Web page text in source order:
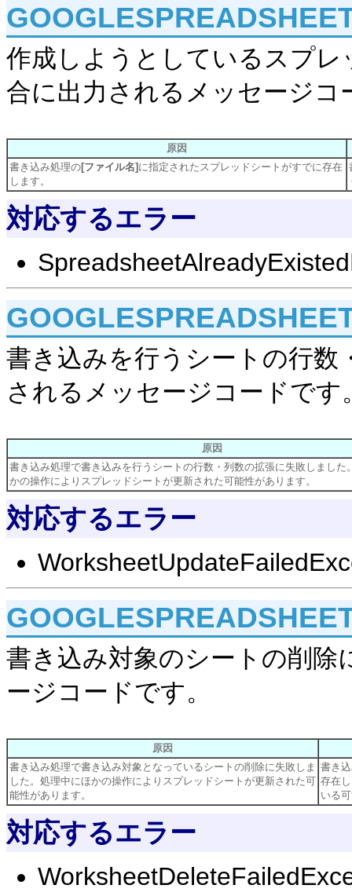
作成しようとしているスプ
合に出力されるメッセージコ
原因
書き込み処理の[ファイル名]に指定されたスプレッドシートがすでに存在
します。
対応するエラー
書き込みを行うシートの行数
されるメッセージコードです
原因
書き込み処理で書き込みを行うシートの行数・列数の拡張に失敗しました
かの操作によりスプレッドシートが更新された可能性があります。
対応するエラー
書き込み対象のシートの削除
ージコードです。
原因
書き込み処理で書き込み対象となっているシートの削除に失敗しま
した。処理中にほかの操作によりスプレッドシートが更新された可
能性があります。
書き
存在
いる
対応するエラー